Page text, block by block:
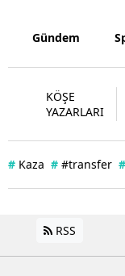
Gündem
KÖŞE
YAZARLARI
# Kaza # #transfer #
RSS